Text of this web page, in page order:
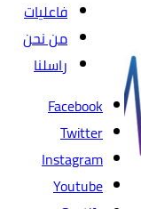
فاعليات
من نحن
راسلنا
Facebook
Twitter
Instagram
Youtube